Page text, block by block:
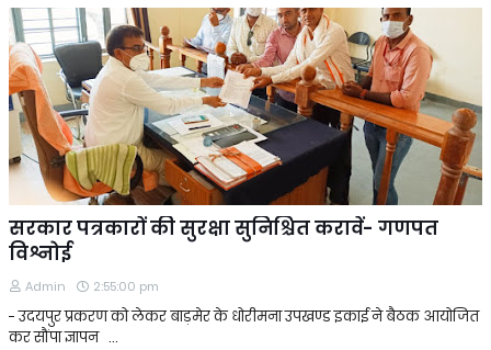
सरकार पत्रकारों की सुरक्षा सुनिश्चित करावें- गणपत
विश्नोई
Admin 2:55:00 pm
- उदयपुर प्रकरण को लेकर बाड़मेर के धोरीमना उपखण्ड इकाई ने बैठक आयोजित
कर सौंपा ज्ञापन …